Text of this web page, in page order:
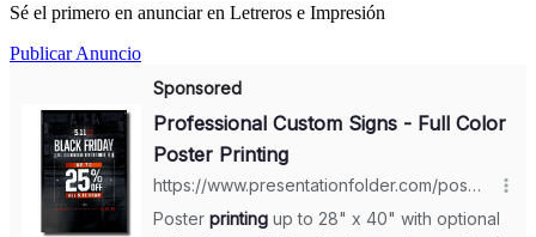
Sé el primero en anunciar en Letreros e Impresión
Publicar Anuncio